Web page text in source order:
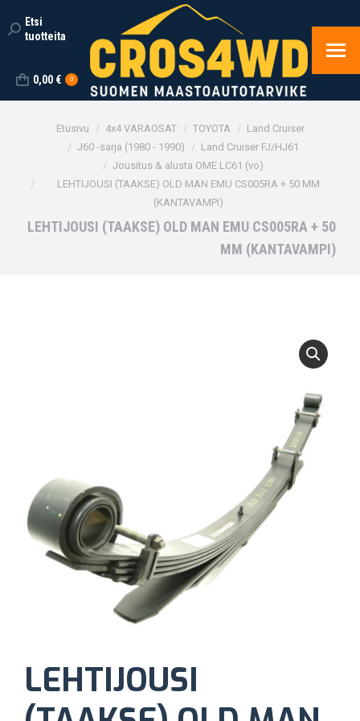
Search:
Etsi
tuotteita
0,00 € 0
You are here:
Etusivu 4x4 VARAOSAT TOYOTA
Land Cruiser
J60 -sarja (1980 - 1990)
Land Cruiser FJ/HJ61
Jousitus & alusta OME LC61 (vo)
LEHTIJOUSI (TAAKSE) OLD MAN EMU CS005RA + 50 MM
(KANTAVAMPI)
LEHTIJOUSI (TAAKSE) OLD MAN EMU CS005RA + 50
MM (KANTAVAMPI)
LEHTIJOUSI